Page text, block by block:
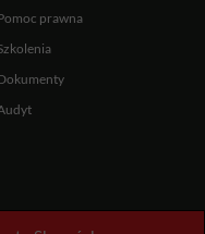
prawna